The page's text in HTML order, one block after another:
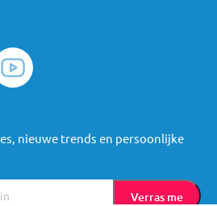
nieuwe trends en persoonlijke
Verras me